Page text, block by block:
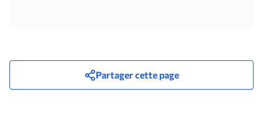
Partager cette page